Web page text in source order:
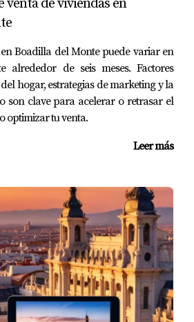
ha revolucionado la manera en
como el chalet en Boadilla
facilitado la conexión con
indecisos, sino que también han
y han proporcionado ventajas
clave para lograr estos
Si estás considerando vender
deseas obtener más
optimizar tu estrategia de venta,
nuestra Guía gratuita para
del Monte. Esta guía está
a entender mejor cómo puedes
venta de viviendas en
Boadilla del Monte puede variar en
alrededor de seis meses. Factores
hogar, estrategias de marketing y la
son clave para acelerar o retrasar el
optimizar tu venta.
Leer más